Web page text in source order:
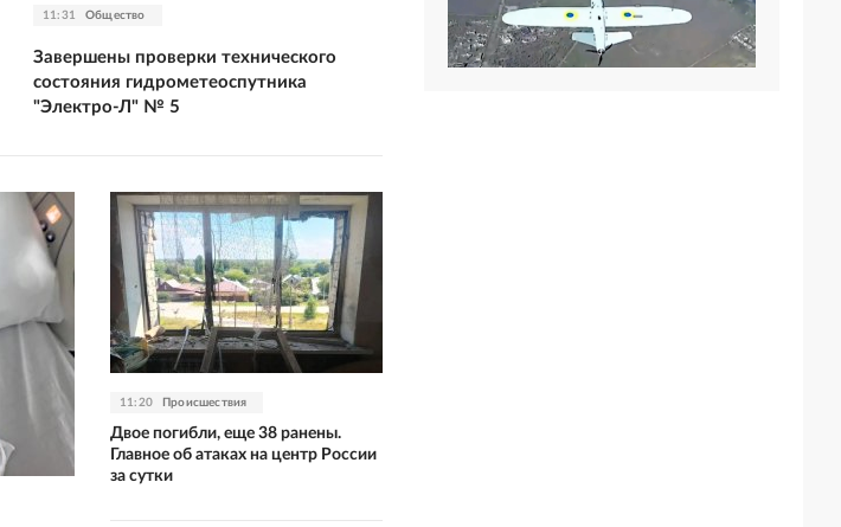
11:31 Общество
Завершены проверки технического
состояния гидрометеоспутника
"Электро-Л" № 5
11:20 Происшествия
Двое погибли, еще 38 ранены.
Главное об атаках на центр России
за сутки